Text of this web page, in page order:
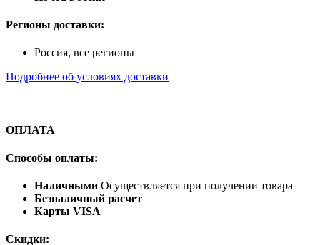
Регионы доставки:
Россия, все регионы
Подробнее об условиях доставки
ОПЛАТА
Способы оплаты:
Наличными Осуществляется при получении товара
Безналичный расчет
Карты VISA
Скидки: